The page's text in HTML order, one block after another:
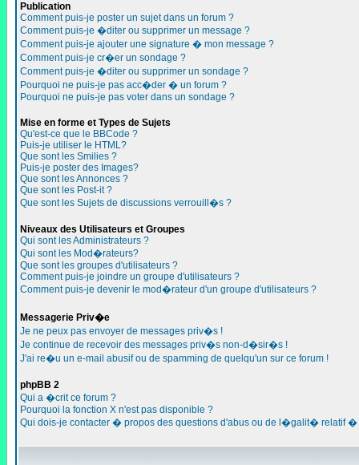
Publication
Comment puis-je poster un sujet dans un forum ?
Comment puis-je �diter ou supprimer un message ?
Comment puis-je ajouter une signature � mon message ?
Comment puis-je cr�er un sondage ?
Comment puis-je �diter ou supprimer un sondage ?
Pourquoi ne puis-je pas acc�der � un forum ?
Pourquoi ne puis-je pas voter dans un sondage ?
Mise en forme et Types de Sujets
Qu'est-ce que le BBCode ?
Puis-je utiliser le HTML?
Que sont les Smilies ?
Puis-je poster des Images?
Que sont les Annonces ?
Que sont les Post-it ?
Que sont les Sujets de discussions verrouill�s ?
Niveaux des Utilisateurs et Groupes
Qui sont les Administrateurs ?
Qui sont les Mod�rateurs?
Que sont les groupes d'utilisateurs ?
Comment puis-je joindre un groupe d'utilisateurs ?
Comment puis-je devenir le mod�rateur d'un groupe d'utilisateurs ?
Messagerie Priv�e
Je ne peux pas envoyer de messages priv�s !
Je continue de recevoir des messages priv�s non-d�sir�s !
J'ai re�u un e-mail abusif ou de spamming de quelqu'un sur ce forum !
phpBB 2
Qui a �crit ce forum ?
Pourquoi la fonction X n'est pas disponible ?
Qui dois-je contacter � propos des questions d'abus ou de l�galit� relatif �